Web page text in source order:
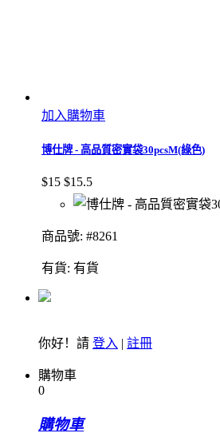
加入購物車
博仕牌 - 高品質密實袋30pcsM(綠色)
$15 $15.5
商品號: #8261
有貨: 有貨
你好！請 登入 | 註冊
購物車
0
購物車